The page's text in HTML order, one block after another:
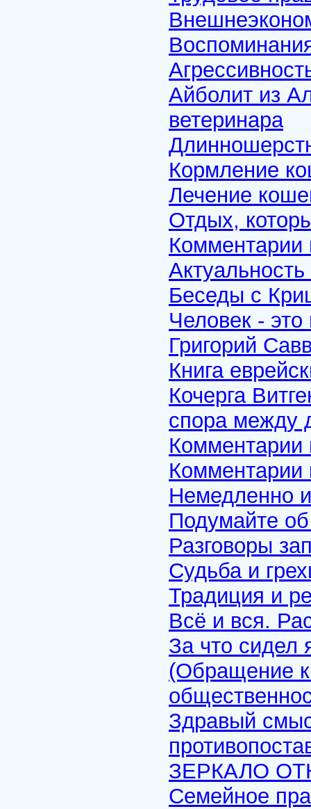
Айболит из
ветеринара
Кормление
Лечение
Отдых,
Комментарии
Беседы с
Человек -
Григорий
Книга
Кочерга
спора между
Комментарии
Комментарии
Немедленно
Подумайте
Разговоры
Судьба и
Традиция и
Всё и вся.
За что сидел
(Обращение к
Здравый
ЗЕРКАЛО
Семейное